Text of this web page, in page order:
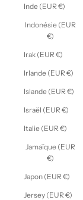
Inde (EUR €)
Indonésie (EUR
€)
Irak (EUR €)
Irlande (EUR €)
Islande (EUR €)
Israël (EUR €)
Italie (EUR €)
Jamaïque (EUR
€)
Japon (EUR €)
Jersey (EUR €)